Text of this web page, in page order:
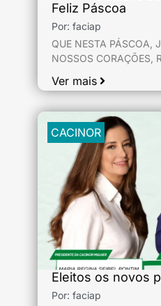
Feliz Páscoa
Por: faciap
QUE NESTA PÁSCOA,
NOSSOS CORAÇÕES,
Ver mais
CACINOR
Por: faciap